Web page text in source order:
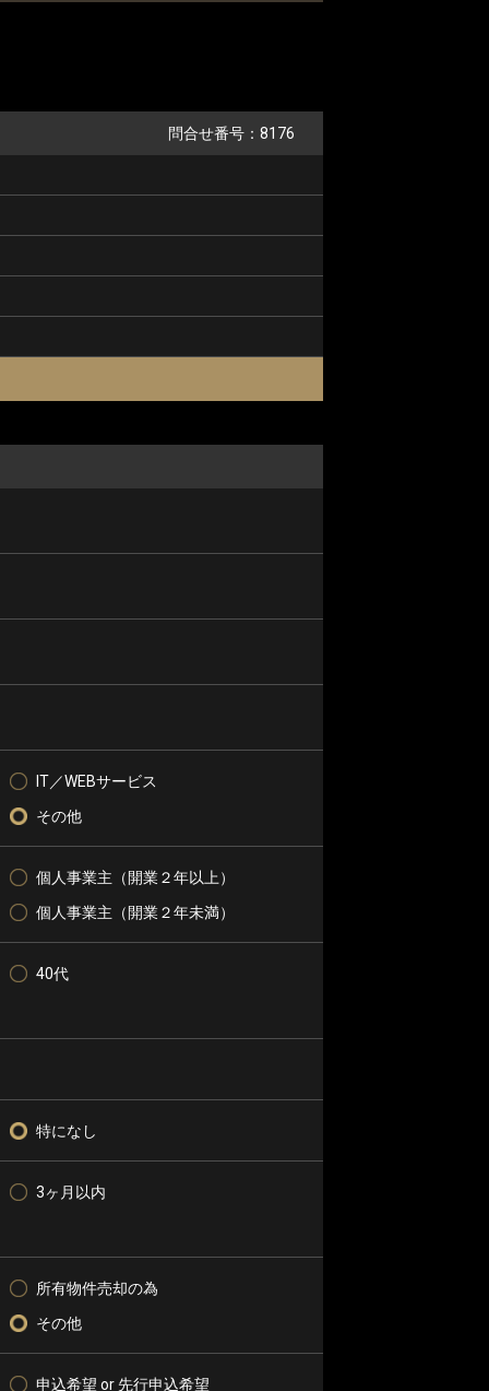
問合せ番号：8176
IT／WEBサービス
その他
個人事業主（開業２年以上）
個人事業主（開業２年未満）
40代
特になし
3ヶ月以内
所有物件売却の為
その他
申込希望 or 先行申込希望